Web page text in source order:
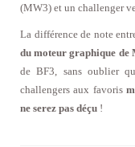
(MW3) et un challenger
La différence de note
du moteur graphique de
de BF3, sans oublier
challengers aux favoris
ne serez pas déçu !